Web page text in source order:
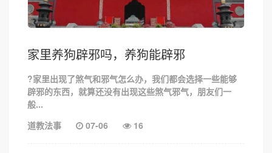
家里养狗辟邪吗，养狗能辟邪
?家里出现了煞气和邪气怎么办，我们都会选择一些能够
辟邪的东西，就算还没有出现这些煞气邪气，朋友们一
般...
道教法事
07-06 16